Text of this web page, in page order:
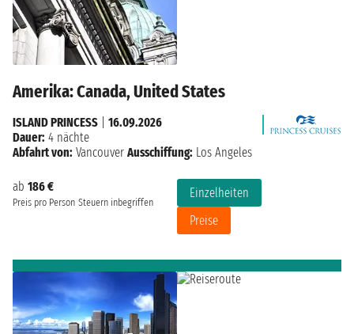
Amerika: Canada, United States
ab 186 €
Preis pro Person Steuern inbegriffen
Einzelheiten
Preise
ISLAND PRINCESS
16.09.2026
Dauer: 4 nächte
Abfahrt von: Vancouver Ausschiffung: Los Angeles